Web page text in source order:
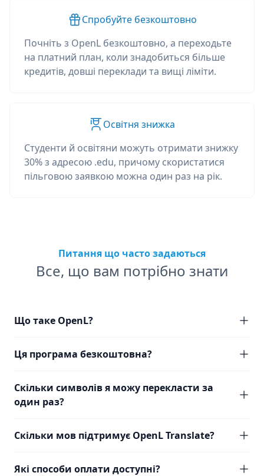
Спробуйте безкоштовно
Почніть з OpenL безкоштовно, а переходьте
на платний план, коли знадобиться більше
кредитів, довші переклади та вищі ліміти.
Освітня знижка
Студенти й освітяни можуть отримати знижку
30% з адресою .edu, причому скористатися
пільговою заявкою можна один раз на рік.
Питання що часто задаються
Все, що вам потрібно знати
Що таке OpenL?
Ця програма безкоштовна?
Скільки символів я можу перекласти за
один раз?
Скільки мов підтримує OpenL Translate?
Які способи оплати доступні?